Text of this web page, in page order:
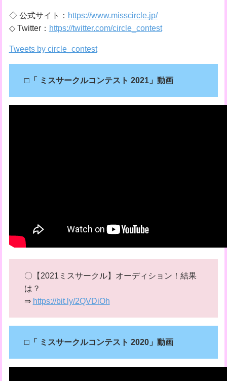
◇ 公式サイト： https://www.misscircle.jp/
◇ Twitter： https://twitter.com/circle_contest
Tweets by circle_contest
□「 ミスサークルコンテスト 2021」動画
〇【2021ミスサークル】オーディション！結果
は？
⇒ https://bit.ly/2QVDiOh
□「 ミスサークルコンテスト 2020」動画